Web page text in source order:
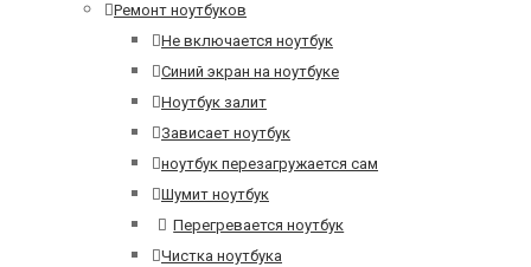
Ремонт ноутбуков
Не включается ноутбук
Синий экран на ноутбуке
Ноутбук залит
Зависает ноутбук
ноутбук перезагружается сам
Шумит ноутбук
Перегревается ноутбук
Чистка ноутбука